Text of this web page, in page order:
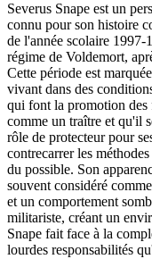
Severus Snape est un
connu pour son histoire
de l'année scolaire 1997-
régime de Voldemort,
Cette période est
vivant dans des
qui font la promotion des
comme un traître et qu'il
rôle de protecteur pour
contrecarrer les
du possible. Son
souvent considéré
et un comportement
militariste, créant un
Snape fait face à la
lourdes responsabilités